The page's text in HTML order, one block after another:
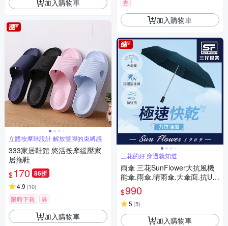
加入購物車
立體按摩球設計 解放雙腳的束縛感
333家居鞋館 悠活按摩緩壓家
居拖鞋
$170 86折
4.9 (10)
限時下殺 券
加入購物車
券
加入購物車
三花的好 穿過就知道
雨傘 三花SunFlower大抗風機
能傘.雨傘.晴雨傘.大傘面.抗UV
防曬_午夜藍
$990
5 (5)
加入購物車